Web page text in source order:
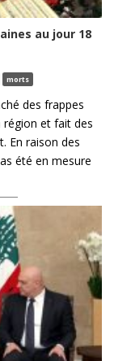
au jour 18
morts
des frappes
région et fait des
En raison des
été en mesure